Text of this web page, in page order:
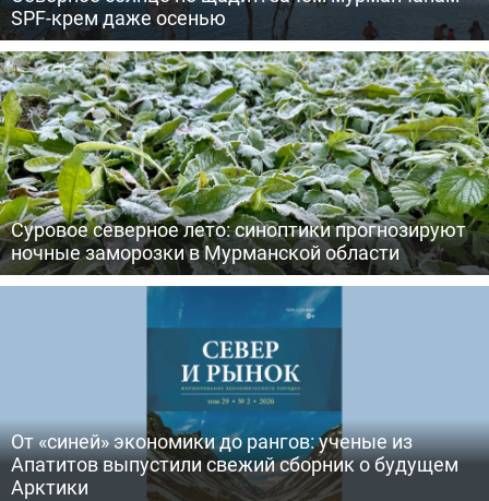
SPF-крем даже осенью
Суровое северное лето: синоптики прогнозируют
ночные заморозки в Мурманской области
От «синей» экономики до рангов: ученые из
Апатитов выпустили свежий сборник о будущем
Арктики